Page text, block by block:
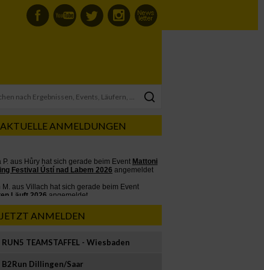
AKTUELLE ANMELDUNGEN
JETZT ANMELDEN
RUN5 TEAMSTAFFEL - Wiesbaden
B2Run Dillingen/Saar